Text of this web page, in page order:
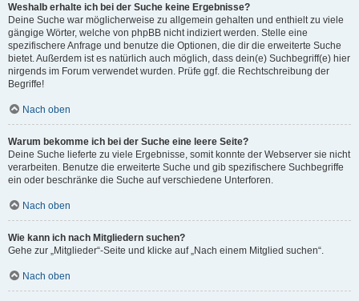
Weshalb erhalte ich bei der Suche keine Ergebnisse?
Deine Suche war möglicherweise zu allgemein gehalten und enthielt zu viele
gängige Wörter, welche von phpBB nicht indiziert werden. Stelle eine
spezifischere Anfrage und benutze die Optionen, die dir die erweiterte Suche
bietet. Außerdem ist es natürlich auch möglich, dass dein(e) Suchbegriff(e) hier
nirgends im Forum verwendet wurden. Prüfe ggf. die Rechtschreibung der
Begriffe!
Nach oben
Warum bekomme ich bei der Suche eine leere Seite?
Deine Suche lieferte zu viele Ergebnisse, somit konnte der Webserver sie nicht
verarbeiten. Benutze die erweiterte Suche und gib spezifischere Suchbegriffe
ein oder beschränke die Suche auf verschiedene Unterforen.
Nach oben
Wie kann ich nach Mitgliedern suchen?
Gehe zur „Mitglieder“-Seite und klicke auf „Nach einem Mitglied suchen“.
Nach oben